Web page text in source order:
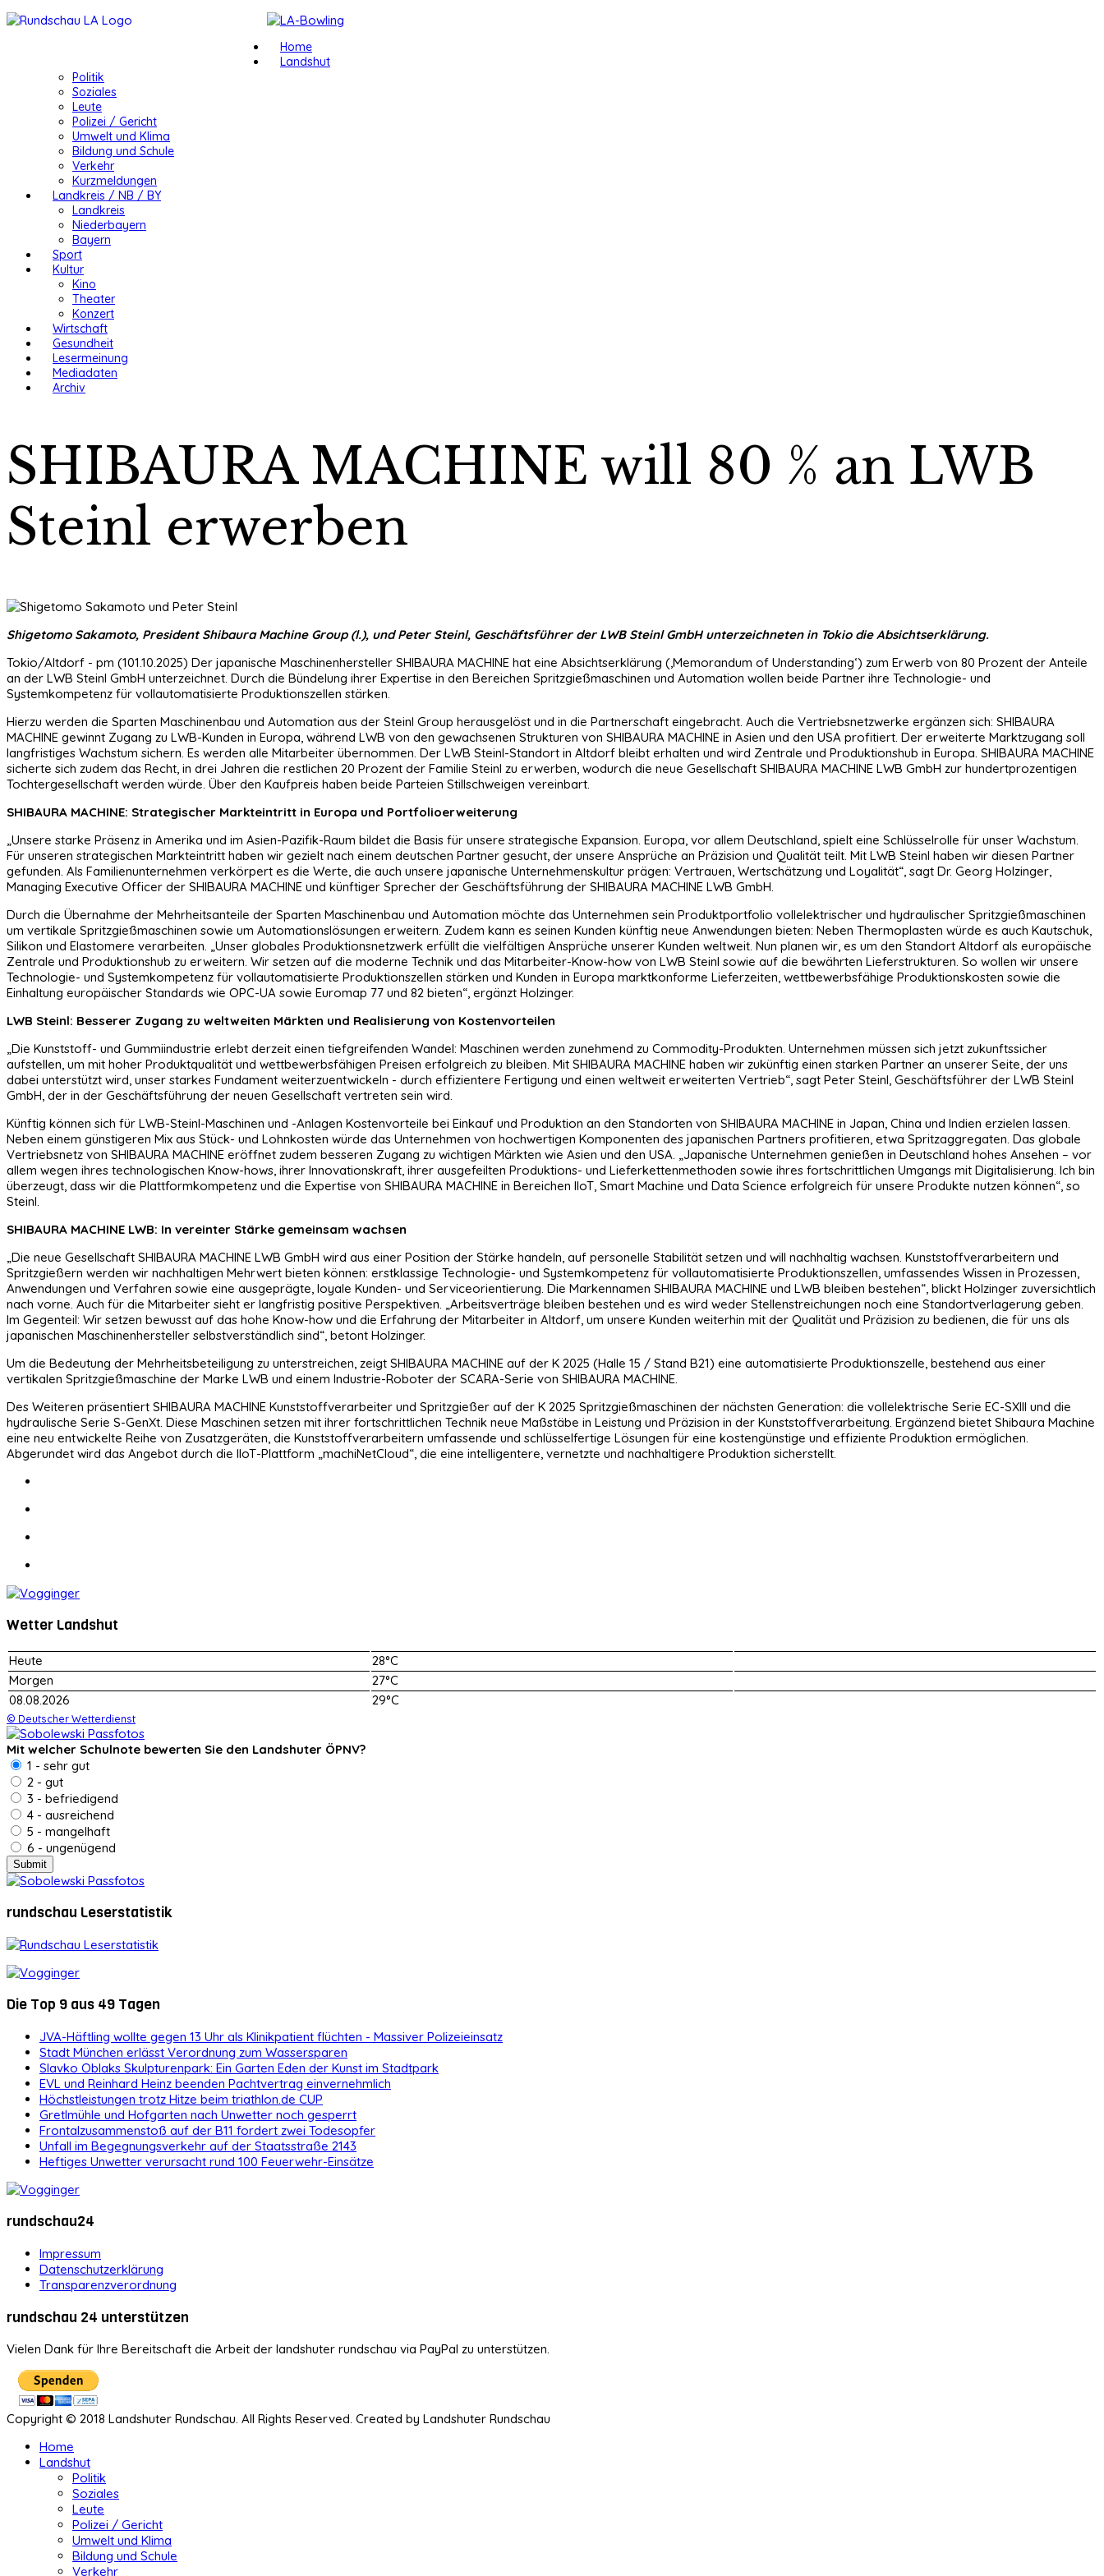
Home
Landshut
Politik
Soziales
Leute
Polizei / Gericht
Umwelt und Klima
Bildung und Schule
Verkehr
Kurzmeldungen
Landkreis / NB / BY
Landkreis
Niederbayern
Bayern
Sport
Kultur
Kino
Theater
Konzert
Wirtschaft
Gesundheit
Lesermeinung
Mediadaten
Archiv
SHIBAURA MACHINE will 80 % an LWB
Steinl erwerben
Shigetomo Sakamoto, President Shibaura Machine Group (l.), und Peter Steinl, Geschäftsführer der LWB Steinl GmbH unterzeichneten in Tokio die Absichtserklärung.
Tokio/Altdorf - pm (101.10.2025) Der japanische Maschinenhersteller SHIBAURA MACHINE hat eine Absichtserklärung (‚Memorandum of Understanding‘) zum Erwerb von 80 Prozent der Anteile
an der LWB Steinl GmbH unterzeichnet. Durch die Bündelung ihrer Expertise in den Bereichen Spritzgießmaschinen und Automation wollen beide Partner ihre Technologie- und
Systemkompetenz für vollautomatisierte Produktionszellen stärken.
Hierzu werden die Sparten Maschinenbau und Automation aus der Steinl Group herausgelöst und in die Partnerschaft eingebracht. Auch die Vertriebsnetzwerke ergänzen sich: SHIBAURA
MACHINE gewinnt Zugang zu LWB-Kunden in Europa, während LWB von den gewachsenen Strukturen von SHIBAURA MACHINE in Asien und den USA profitiert. Der erweiterte Marktzugang soll
langfristiges Wachstum sichern. Es werden alle Mitarbeiter übernommen. Der LWB Steinl-Standort in Altdorf bleibt erhalten und wird Zentrale und Produktionshub in Europa. SHIBAURA MACHINE
sicherte sich zudem das Recht, in drei Jahren die restlichen 20 Prozent der Familie Steinl zu erwerben, wodurch die neue Gesellschaft SHIBAURA MACHINE LWB GmbH zur hundertprozentigen
Tochtergesellschaft werden würde. Über den Kaufpreis haben beide Parteien Stillschweigen vereinbart.
SHIBAURA MACHINE: Strategischer Markteintritt in Europa und Portfolioerweiterung
„Unsere starke Präsenz in Amerika und im Asien-Pazifik-Raum bildet die Basis für unsere strategische Expansion. Europa, vor allem Deutschland, spielt eine Schlüsselrolle für unser Wachstum.
Für unseren strategischen Markteintritt haben wir gezielt nach einem deutschen Partner gesucht, der unsere Ansprüche an Präzision und Qualität teilt. Mit LWB Steinl haben wir diesen Partner
gefunden. Als Familienunternehmen verkörpert es die Werte, die auch unsere japanische Unternehmenskultur prägen: Vertrauen, Wertschätzung und Loyalität“, sagt Dr. Georg Holzinger,
Managing Executive Officer der SHIBAURA MACHINE und künftiger Sprecher der Geschäftsführung der SHIBAURA MACHINE LWB GmbH.
Durch die Übernahme der Mehrheitsanteile der Sparten Maschinenbau und Automation möchte das Unternehmen sein Produktportfolio vollelektrischer und hydraulischer Spritzgießmaschinen
um vertikale Spritzgießmaschinen sowie um Automationslösungen erweitern. Zudem kann es seinen Kunden künftig neue Anwendungen bieten: Neben Thermoplasten würde es auch Kautschuk,
Silikon und Elastomere verarbeiten. „Unser globales Produktionsnetzwerk erfüllt die vielfältigen Ansprüche unserer Kunden weltweit. Nun planen wir, es um den Standort Altdorf als europäische
Zentrale und Produktionshub zu erweitern. Wir setzen auf die moderne Technik und das Mitarbeiter-Know-how von LWB Steinl sowie auf die bewährten Lieferstrukturen. So wollen wir unsere
Technologie- und Systemkompetenz für vollautomatisierte Produktionszellen stärken und Kunden in Europa marktkonforme Lieferzeiten, wettbewerbsfähige Produktionskosten sowie die
Einhaltung europäischer Standards wie OPC-UA sowie Euromap 77 und 82 bieten“, ergänzt Holzinger.
LWB Steinl: Besserer Zugang zu weltweiten Märkten und Realisierung von Kostenvorteilen
„Die Kunststoff- und Gummiindustrie erlebt derzeit einen tiefgreifenden Wandel: Maschinen werden zunehmend zu Commodity-Produkten. Unternehmen müssen sich jetzt zukunftssicher
aufstellen, um mit hoher Produktqualität und wettbewerbsfähigen Preisen erfolgreich zu bleiben. Mit SHIBAURA MACHINE haben wir zukünftig einen starken Partner an unserer Seite, der uns
dabei unterstützt wird, unser starkes Fundament weiterzuentwickeln - durch effizientere Fertigung und einen weltweit erweiterten Vertrieb“, sagt Peter Steinl, Geschäftsführer der LWB Steinl
GmbH, der in der Geschäftsführung der neuen Gesellschaft vertreten sein wird.
Künftig können sich für LWB-Steinl-Maschinen und -Anlagen Kostenvorteile bei Einkauf und Produktion an den Standorten von SHIBAURA MACHINE in Japan, China und Indien erzielen lassen.
Neben einem günstigeren Mix aus Stück- und Lohnkosten würde das Unternehmen von hochwertigen Komponenten des japanischen Partners profitieren, etwa Spritzaggregaten. Das globale
Vertriebsnetz von SHIBAURA MACHINE eröffnet zudem besseren Zugang zu wichtigen Märkten wie Asien und den USA. „Japanische Unternehmen genießen in Deutschland hohes Ansehen – vor
allem wegen ihres technologischen Know-hows, ihrer Innovationskraft, ihrer ausgefeilten Produktions- und Lieferkettenmethoden sowie ihres fortschrittlichen Umgangs mit Digitalisierung. Ich bin
überzeugt, dass wir die Plattformkompetenz und die Expertise von SHIBAURA MACHINE in Bereichen IIoT, Smart Machine und Data Science erfolgreich für unsere Produkte nutzen können“, so
Steinl.
SHIBAURA MACHINE LWB: In vereinter Stärke gemeinsam wachsen
„Die neue Gesellschaft SHIBAURA MACHINE LWB GmbH wird aus einer Position der Stärke handeln, auf personelle Stabilität setzen und will nachhaltig wachsen. Kunststoffverarbeitern und
Spritzgießern werden wir nachhaltigen Mehrwert bieten können: erstklassige Technologie- und Systemkompetenz für vollautomatisierte Produktionszellen, umfassendes Wissen in Prozessen,
Anwendungen und Verfahren sowie eine ausgeprägte, loyale Kunden- und Serviceorientierung. Die Markennamen SHIBAURA MACHINE und LWB bleiben bestehen“, blickt Holzinger zuversichtlich
nach vorne. Auch für die Mitarbeiter sieht er langfristig positive Perspektiven. „Arbeitsverträge bleiben bestehen und es wird weder Stellenstreichungen noch eine Standortverlagerung geben.
Im Gegenteil: Wir setzen bewusst auf das hohe Know-how und die Erfahrung der Mitarbeiter in Altdorf, um unsere Kunden weiterhin mit der Qualität und Präzision zu bedienen, die für uns als
japanischen Maschinenhersteller selbstverständlich sind“, betont Holzinger.
Um die Bedeutung der Mehrheitsbeteiligung zu unterstreichen, zeigt SHIBAURA MACHINE auf der K 2025 (Halle 15 / Stand B21) eine automatisierte Produktionszelle, bestehend aus einer
vertikalen Spritzgießmaschine der Marke LWB und einem Industrie-Roboter der SCARA-Serie von SHIBAURA MACHINE.
Des Weiteren präsentiert SHIBAURA MACHINE Kunststoffverarbeiter und Spritzgießer auf der K 2025 Spritzgießmaschinen der nächsten Generation: die vollelektrische Serie EC-SXIII und die
hydraulische Serie S-GenXt. Diese Maschinen setzen mit ihrer fortschrittlichen Technik neue Maßstäbe in Leistung und Präzision in der Kunststoffverarbeitung. Ergänzend bietet Shibaura Machine
eine neu entwickelte Reihe von Zusatzgeräten, die Kunststoffverarbeitern umfassende und schlüsselfertige Lösungen für eine kostengünstige und effiziente Produktion ermöglichen.
Abgerundet wird das Angebot durch die IIoT-Plattform „machiNetCloud“, die eine intelligentere, vernetzte und nachhaltigere Produktion sicherstellt.
Wetter Landshut
Heute
28°C
Morgen
27°C
08.08.2026
29°C
© Deutscher Wetterdienst
Mit welcher Schulnote bewerten Sie den Landshuter ÖPNV?
1 - sehr gut
2 - gut
3 - befriedigend
4 - ausreichend
5 - mangelhaft
6 - ungenügend
rundschau Leserstatistik
Die Top 9 aus 49 Tagen
JVA-Häftling wollte gegen 13 Uhr als Klinikpatient flüchten - Massiver Polizeieinsatz
Stadt München erlässt Verordnung zum Wassersparen
Slavko Oblaks Skulpturenpark: Ein Garten Eden der Kunst im Stadtpark
EVL und Reinhard Heinz beenden Pachtvertrag einvernehmlich
Höchstleistungen trotz Hitze beim triathlon.de CUP
Gretlmühle und Hofgarten nach Unwetter noch gesperrt
Frontalzusammenstoß auf der B11 fordert zwei Todesopfer
Unfall im Begegnungsverkehr auf der Staatsstraße 2143
Heftiges Unwetter verursacht rund 100 Feuerwehr-Einsätze
rundschau24
Impressum
Datenschutzerklärung
Transparenzverordnung
rundschau 24 unterstützen
Vielen Dank für Ihre Bereitschaft die Arbeit der landshuter rundschau via PayPal zu unterstützen.
Copyright © 2018 Landshuter Rundschau. All Rights Reserved. Created by Landshuter Rundschau
Home
Landshut
Politik
Soziales
Leute
Polizei / Gericht
Umwelt und Klima
Bildung und Schule
Verkehr